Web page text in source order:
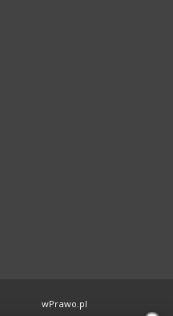
wPrawo.pl